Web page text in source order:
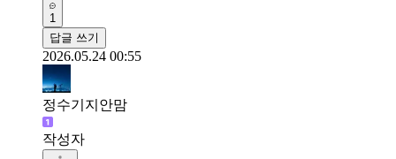
1
답글 쓰기
2026.05.24 00:55
정수기지안맘
작성자